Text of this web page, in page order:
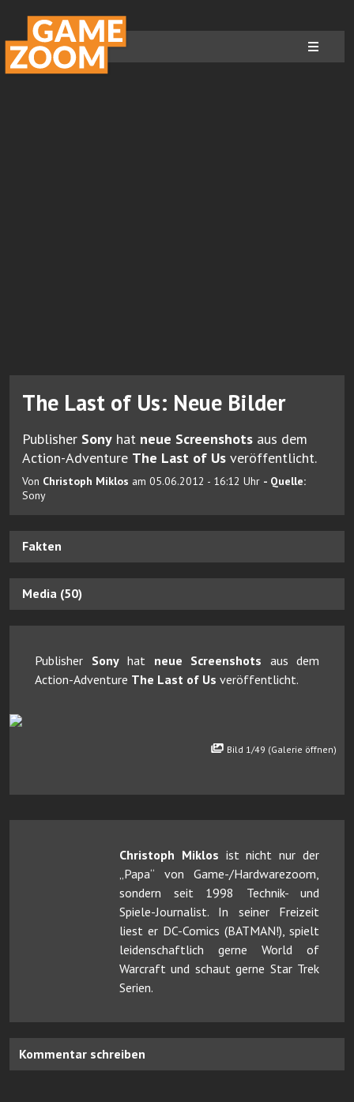
The Last of Us: Neue Bilder
Publisher Sony hat neue Screenshots aus dem
Action-Adventure The Last of Us veröffentlicht.
Von Christoph Miklos am 05.06.2012 - 16:12 Uhr - Quelle:
Sony
Fakten
Media (50)
Publisher Sonyhat neue Screenshots aus dem
Action-Adventure The Last of Us veröffentlicht.
Bild 1/49 (Galerie öffnen)
Christoph Miklos ist nicht nur der
„Papa“ von Game-/Hardwarezoom,
sondern seit 1998 Technik- und
Spiele-Journalist. In seiner Freizeit
liest er DC-Comics (BATMAN!), spielt
leidenschaftlich gerne World of
Warcraft und schaut gerne Star Trek
Serien.
Kommentar schreiben